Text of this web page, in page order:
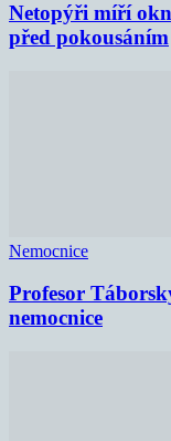
Netopýři míří
před pokousáním
Nemocnice
Profesor
nemocnice